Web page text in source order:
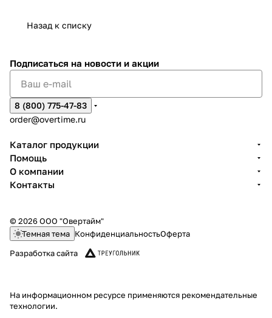
Назад к списку
Подписаться на новости и акции
8 (800) 775-47-83
order@overtime.ru
Каталог продукции
Помощь
О компании
Контакты
© 2026 ООО "Овертайм"
Темная тема КонфиденциальностьОферта
Разработка сайта
На информационном ресурсе применяются рекомендательные
технологии.